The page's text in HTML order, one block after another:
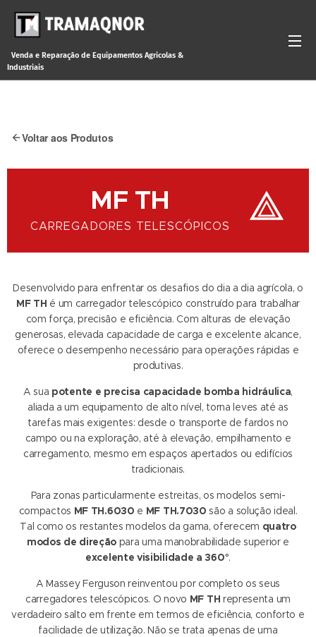
Venda e Reparação de Equipamentos Agricolas &
Industriais
Voltar aos Produtos
MF TH
CARREGADORES TELESCÓPICOS
Desenvolvido para enfrentar os desafios do dia a dia agrícola, o
MF TH é um carregador telescópico construído para trabalhar
com força, precisão e eficiência. Com alturas de elevação
generosas, elevada capacidade de carga e excelente alcance,
oferece o desempenho necessário para operações rápidas e
produtivas.
A sua potente e precisa capacidade bomba hidráulica,
aliada a um equipamento de alto nível, torna leves até as
tarefas mais exigentes: desde o transporte de fardos no
campo ou na exploração, até à elevação, empilhamento e
carregamento, mesmo em espaços apertados ou edifícios
tradicionais.
Para zonas particularmente estreitas, os modelos semi-
compactos MF TH.6030 e MF TH.7030 são a solução ideal.
Tal como os restantes modelos da gama, oferecem quatro
modos de direção para uma manobrabilidade superior e
excelente visibilidade a 360°.
A Massey Ferguson reinventou por completo os seus
carregadores telescópicos. O novo MF TH representa um
verdadeiro salto em frente em termos de eficiência, conforto e
facilidade de utilização. Não se trata apenas de uma